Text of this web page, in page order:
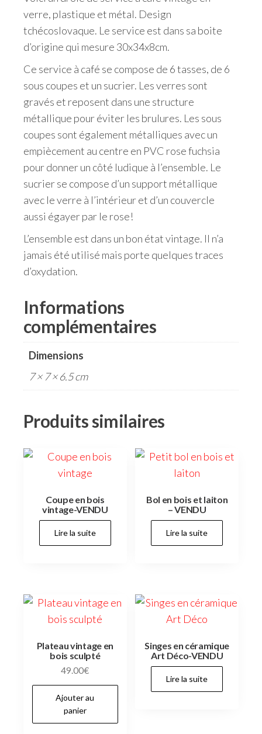
verre, plastique et métal. Design
tchécoslovaque. Le service est dans sa boite
d’origine qui mesure 30x34x8cm.
Ce service à café se compose de 6 tasses, de 6
sous coupes et un sucrier. Les verres sont
gravés et reposent dans une structure
métallique pour éviter les brulures. Les sous
coupes sont également métalliques avec un
empiècement au centre en PVC rose fuchsia
pour donner un côté ludique à l’ensemble. Le
sucrier se compose d’un support métallique
avec le verre à l’intérieur et d’un couvercle
aussi égayer par le rose!
L’ensemble est dans un bon état vintage. Il n’a
jamais été utilisé mais porte quelques traces
d’oxydation.
Informations
complémentaires
Dimensions
7 × 7 × 6.5 cm
Produits similaires
Coupe en bois
vintage-VENDU
Lire la suite
Bol en bois et laiton
– VENDU
Lire la suite
Plateau vintage en
bois sculpté
49.00€
Ajouter au
panier
Singes en céramique
Art Déco-VENDU
Lire la suite